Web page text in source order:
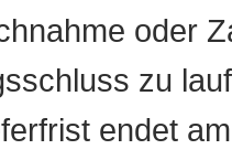
oder
zu
endet